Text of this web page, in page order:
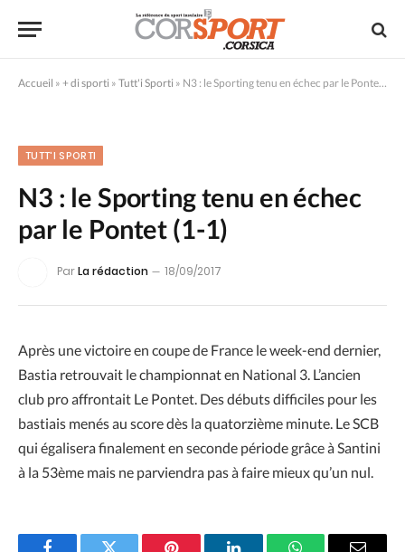
Accueil » + di sporti » Tutt'i Sporti » N3 : le Sporting tenu en échec par le Pontet (1-1)
TUTT'I SPORTI
N3 : le Sporting tenu en échec
par le Pontet (1-1)
ParLa rédaction 18/09/2017
Après une victoire en coupe de France le week-end dernier,
Bastia retrouvait le championnat en National 3. L’ancien
club pro affrontait Le Pontet. Des débuts difficiles pour les
bastiais menés au score dès la quatorzième minute. Le SCB
qui égalisera finalement en seconde période grâce à Santini
à la 53ème mais ne parviendra pas à faire mieux qu’un nul.